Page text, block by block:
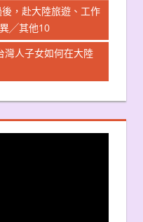
後，赴大陸旅遊、工作
╱其他10
灣人子女如何在大陸